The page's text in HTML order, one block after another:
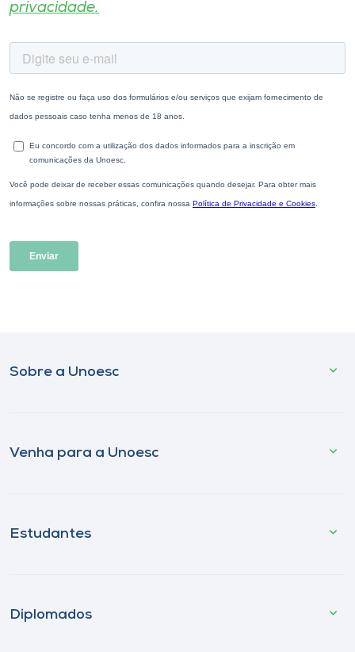
privacidade.
Sobre a Unoesc
Venha para a Unoesc
Estudantes
Diplomados